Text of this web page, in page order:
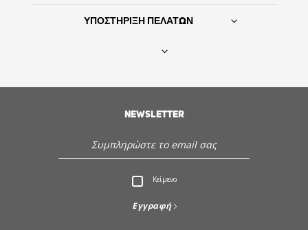
Εξυπηρέτηση - Υποστήριξη πελατών
ΥΠΟΣΤΗΡΙΞΗ ΠΕΛΑΤΩΝ
NEWSLETTER
Κείμενο
Εγγραφή